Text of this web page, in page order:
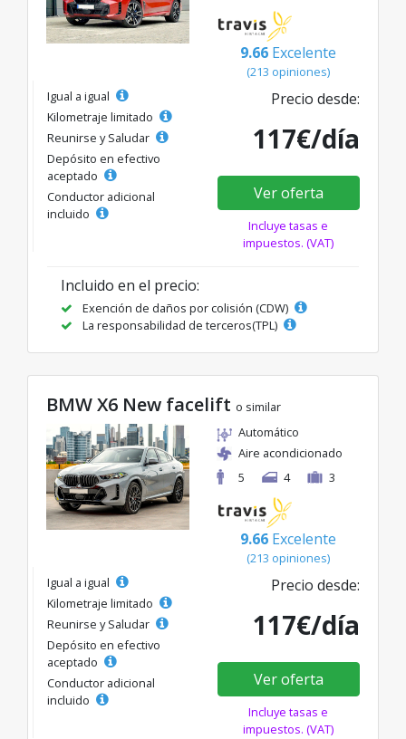
9.66 Excelente
(213 opiniones)
Igual a igual
Kilometraje limitado
Reunirse y Saludar
Depósito en efectivo
aceptado
Conductor adicional
incluido
Precio desde:
117€/día
Ver oferta
Incluye tasas e
impuestos. (VAT)
Incluido en el precio:
Exención de daños por colisión (CDW)
La responsabilidad de terceros(TPL)
BMW X6 New facelift o similar
Automático
Aire acondicionado
5
4 3
9.66 Excelente
(213 opiniones)
Igual a igual
Kilometraje limitado
Reunirse y Saludar
Depósito en efectivo
aceptado
Conductor adicional
incluido
Precio desde:
117€/día
Ver oferta
Incluye tasas e
impuestos. (VAT)